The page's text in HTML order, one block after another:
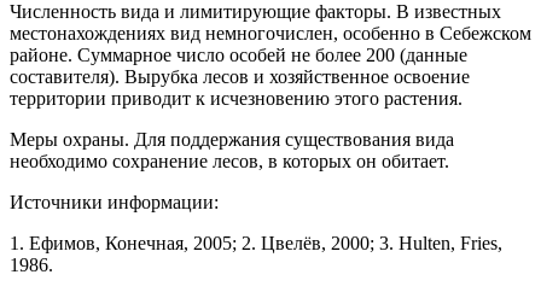
Численность вида и лимитирующие факто­ры. В известных
местонахождениях вид немногочис­лен, особенно в Себежском
районе. Суммарное число особей не более 200 (данные
составителя). Вырубка лесов и хозяйственное освоение
территории приво­дит к исчезновению этого растения.
Меры охраны. Для поддержания существова­ния вида
необходимо сохранение лесов, в которых он обитает.
Источники информации:
1. Ефимов, Конечная, 2005; 2. Цвелёв, 2000; 3. Hul­ten, Fries,
1986.